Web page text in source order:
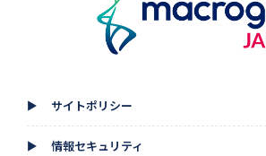
▲ サイトポリシー
▲ 情報セキュリティ